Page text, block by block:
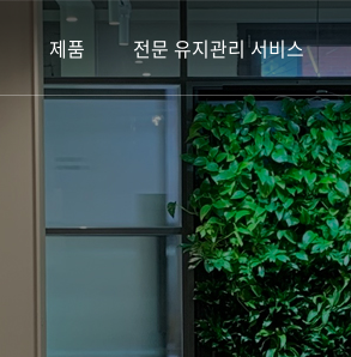
제품 전문 유지관리 서비스